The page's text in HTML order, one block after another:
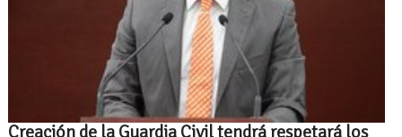
Creación de la Guardia Civil tendrá respetará los